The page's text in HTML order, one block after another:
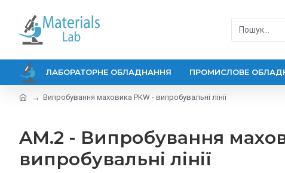
ЛАБОРАТОРНЕ ОБЛАДНАННЯ ПРОМИСЛОВЕ
Випробування маховика PKW - випробувальні лінії
AM.2 - Випробування
випробувальні лінії